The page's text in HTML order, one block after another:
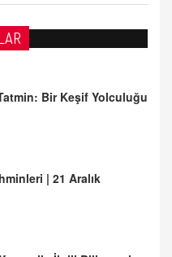
Bir Keşif Yolculuğu
| 21 Aralık